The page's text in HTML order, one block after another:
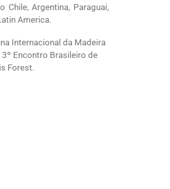
Chile, Argentina, Paraguai,
America.
Internacional da Madeira
Encontro Brasileiro de
Forest.